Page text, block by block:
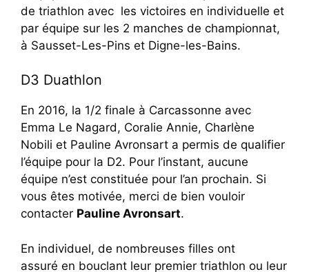
de triathlon avec les victoires en individuelle et
par équipe sur les 2 manches de championnat,
à Sausset-Les-Pins et Digne-les-Bains.
D3 Duathlon
En 2016, la 1/2 finale à Carcassonne avec
Emma Le Nagard, Coralie Annie, Charlène
Nobili et Pauline Avronsart a permis de qualifier
l’équipe pour la D2. Pour l’instant, aucune
équipe n’est constituée pour l’an prochain. Si
vous êtes motivée, merci de bien vouloir
contacter Pauline Avronsart.
En individuel, de nombreuses filles ont
assuré en bouclant leur premier triathlon ou leur